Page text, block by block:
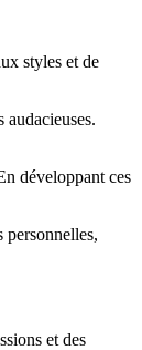
styles et de
développant ces
personnelles,
et des